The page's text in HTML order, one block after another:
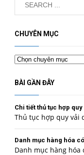
CHUYÊN MỤC
Chuyên
mục
BÀI GẦN ĐÂY
Chi tiết thủ tục hợp
Thủ tục hợp quy vải
Danh mục hàng hóa
Danh mục hàng hóa